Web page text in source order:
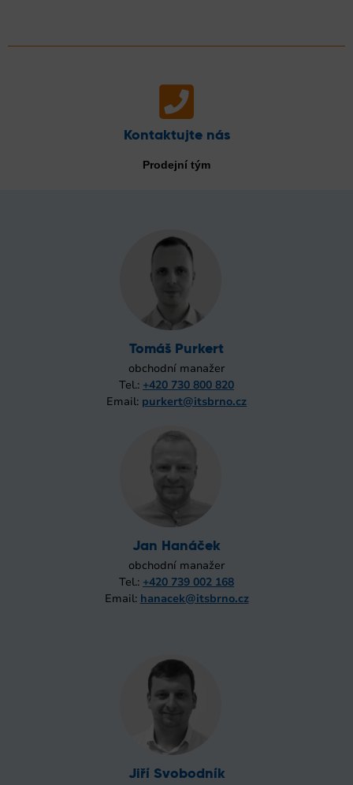
Kontaktujte nás
Prodejní tým
Tomáš Purkert
obchodní manažer
Tel.: +420 730 800 820
Email: purkert@itsbrno.cz
Jan Hanáček
obchodní manažer
Tel.: +420 739 002 168
Email: hanacek@itsbrno.cz
Jiří Svobodník